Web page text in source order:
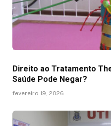
Direito ao Tratamento
Saúde Pode Negar?
fevereiro 19, 2026